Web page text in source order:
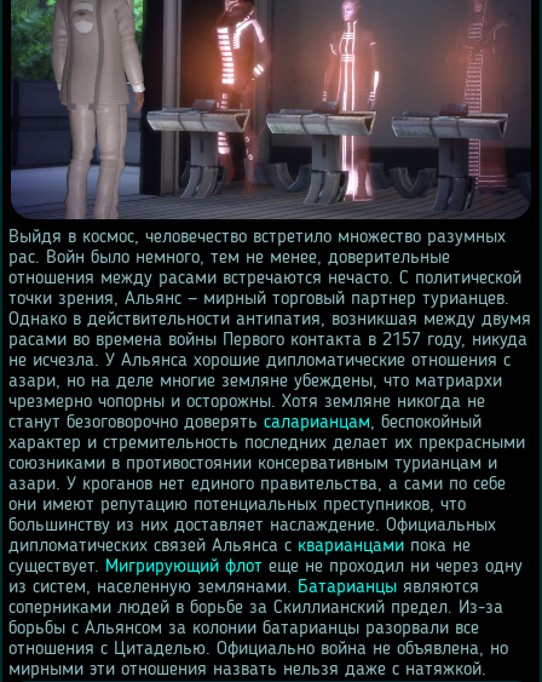
Выйдя в космос, человечество встретило множество разумных
рас. Войн было немного, тем не менее, доверительные
отношения между расами встречаются нечасто. С политической
точки зрения, Альянс — мирный торговый партнер турианцев.
Однако в действительности антипатия, возникшая между двумя
расами во времена войны Первого контакта в 2157 году, никуда
не исчезла. У Альянса хорошие дипломатические отношения с
азари, но на деле многие земляне убеждены, что матриархи
чрезмерно чопорны и осторожны. Хотя земляне никогда не
станут безоговорочно доверять саларианцам, беспокойный
характер и стремительность последних делает их прекрасными
союзниками в противостоянии консервативным турианцам и
азари. У кроганов нет единого правительства, а сами по себе
они имеют репутацию потенциальных преступников, что
большинству из них доставляет наслаждение. Официальных
дипломатических связей Альянса с кварианцами пока не
существует. Мигрирующий флот еще не проходил ни через одну
из систем, населенную землянами. Батарианцы являются
соперниками людей в борьбе за Скиллианский предел. Из-за
борьбы с Альянсом за колонии батарианцы разорвали все
отношения с Цитаделью. Официально война не объявлена, но
мирными эти отношения назвать нельзя даже с натяжкой.